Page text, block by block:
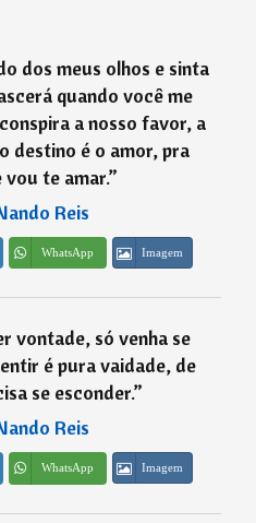
dos meus olhos e sinta
quando você me
a nosso favor, a
destino é o amor, pra
vou te amar.”
Reis
WhatsApp Imagem
vontade, só venha se
é pura vaidade, de
se esconder.”
Reis
WhatsApp Imagem